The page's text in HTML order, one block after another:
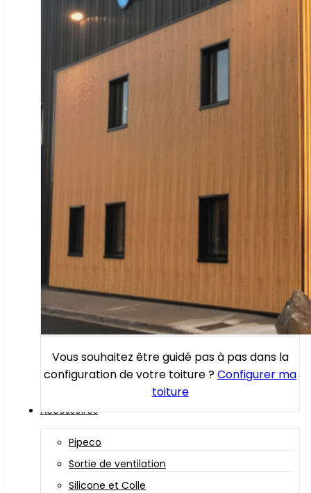
Vous souhaitez être guidé pas à pas dans la
configuration de votre toiture ?Configurer ma
toiture
Accessoires
Pipeco
Sortie de ventilation
Silicone et Colle